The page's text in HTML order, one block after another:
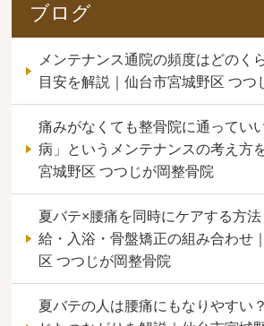
ブログ
メンテナンス通院の頻度はどのく
目安を解説｜仙台市宮城野区 つつ
痛みがなくても整骨院に通ってい
病」というメンテナンスの考え方
宮城野区 つつじが岡整骨院
夏バテ×腰痛を同時にケアする方
給・入浴・骨盤矯正の組み合わせ
区 つつじが岡整骨院
夏バテの人は腰痛にもなりやすい